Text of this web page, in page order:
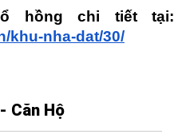
khu-nha-dat/30/
Căn Hộ